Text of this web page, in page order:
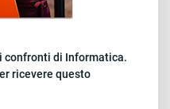
confronti di Informatica.
ricevere questo